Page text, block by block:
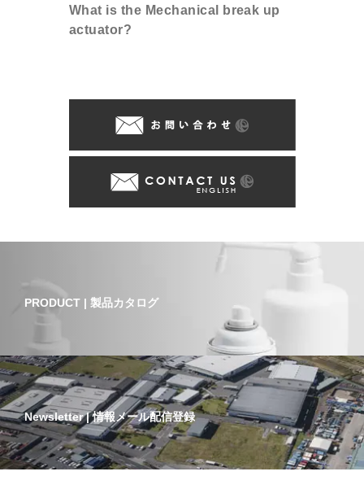
What is the Mechanical break up
actuator?
PRODUCT | 製品カタログ
Newsletter | 情報メール配信登録